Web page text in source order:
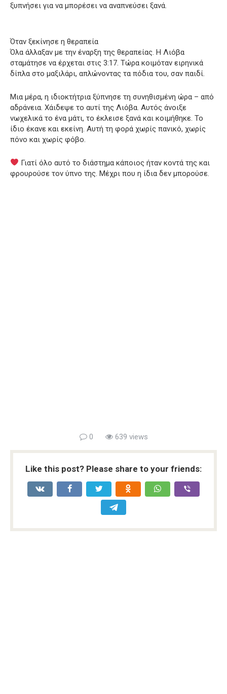
ξυπνήσει για να μπορέσει να αναπνεύσει ξανά.
Όταν ξεκίνησε η θεραπεία
Όλα άλλαξαν με την έναρξη της θεραπείας. Η Λιόβα
σταμάτησε να έρχεται στις 3:17. Τώρα κοιμόταν ειρηνικά
δίπλα στο μαξιλάρι, απλώνοντας τα πόδια του, σαν παιδί.
Μια μέρα, η ιδιοκτήτρια ξύπνησε τη συνηθισμένη ώρα – από
αδράνεια. Χάιδεψε το αυτί της Λιόβα. Αυτός άνοιξε
νωχελικά το ένα μάτι, το έκλεισε ξανά και κοιμήθηκε. Το
ίδιο έκανε και εκείνη. Αυτή τη φορά χωρίς πανικό, χωρίς
πόνο και χωρίς φόβο.
Γιατί όλο αυτό το διάστημα κάποιος ήταν κοντά της και
φρουρούσε τον ύπνο της. Μέχρι που η ίδια δεν μπορούσε.
0 639 views
Like this post? Please share to your friends: